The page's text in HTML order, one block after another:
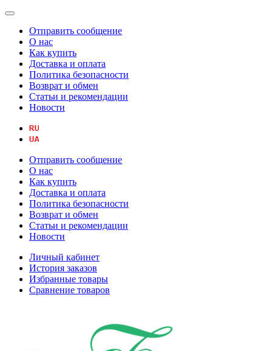
Отправить сообщение
О нас
Как купить
Доставка и оплата
Политика безопасности
Возврат и обмен
Статьи и рекомендации
Новости
Отправить сообщение
О нас
Как купить
Доставка и оплата
Политика безопасности
Возврат и обмен
Статьи и рекомендации
Новости
Личный кабинет
История заказов
Избранные товары
Сравнение товаров